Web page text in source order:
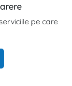
pe care